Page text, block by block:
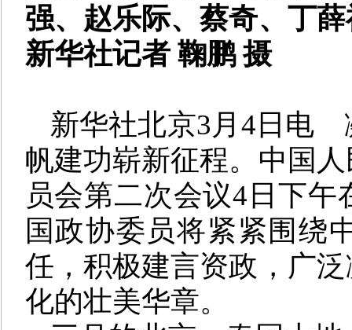
强、赵乐际、蔡奇、丁
新华社记者 鞠鹏 摄
新华社北京3月4日电
帆建功崭新征程。中国
员会第二次会议4日下
国政协委员将紧紧围绕
任，积极建言资政，广
化的壮美华章。